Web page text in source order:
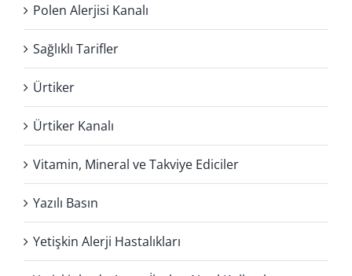
Polen Alerjisi Kanalı
Sağlıklı Tarifler
Ürtiker
Ürtiker Kanalı
Vitamin, Mineral ve Takviye Ediciler
Yazılı Basın
Yetişkin Alerji Hastalıkları